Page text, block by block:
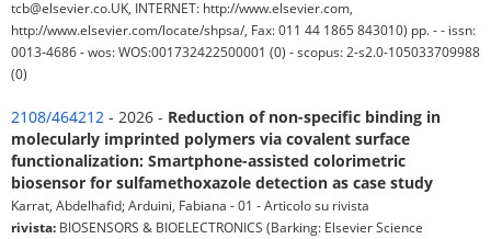
tcb@elsevier.co.UK, INTERNET: http://www.elsevier.com,
http://www.elsevier.com/locate/shpsa/, Fax: 011 44 1865 843010) pp. - - issn:
0013-4686 - wos: WOS:001732422500001 (0) - scopus: 2-s2.0-105033709988
(0)
2108/464212 - 2026 - Reduction of non-specific binding in
molecularly imprinted polymers via covalent surface
functionalization: Smartphone-assisted colorimetric
biosensor for sulfamethoxazole detection as case study
Karrat, Abdelhafid; Arduini, Fabiana - 01 - Articolo su rivista
rivista: BIOSENSORS & BIOELECTRONICS (Barking: Elsevier Science